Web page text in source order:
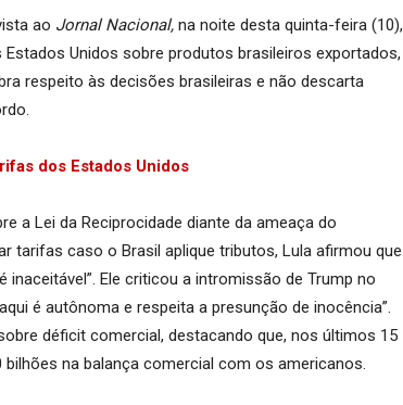
ao Jornal Nacional, na noite desta quinta-feira (10),
Unidos sobre produtos brasileiros exportados,
respeito às decisões brasileiras e não descarta
dos Estados Unidos
a Lei da Reciprocidade diante da ameaça do
tarifas caso o Brasil aplique tributos, Lula afirmou que
inaceitável”. Ele criticou a intromissão de Trump no
é autônoma e respeita a presunção de inocência”.
déficit comercial, destacando que, nos últimos 15
na balança comercial com os americanos.